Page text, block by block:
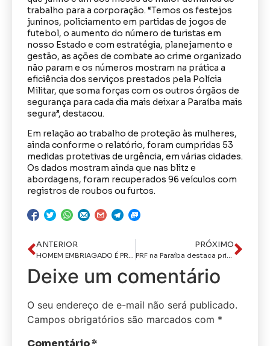
trabalho para a corporação. “Temos os festejos
juninos, policiamento em partidas de jogos de
futebol, o aumento do número de turistas em
nosso Estado e com estratégia, planejamento e
gestão, as ações de combate ao crime organizado
não param e os números mostram na prática a
eficiência dos serviços prestados pela Polícia
Militar, que soma forças com os outros órgãos de
segurança para cada dia mais deixar a Paraíba mais
segura”, destacou.
Em relação ao trabalho de proteção às mulheres,
ainda conforme o relatório, foram cumpridas 53
medidas protetivas de urgência, em várias cidades.
Os dados mostram ainda que nas blitz e
abordagens, foram recuperados 96 veículos com
registros de roubos ou furtos.
ANTERIOR
HOMEM EMBRIAGADO É PRESO APÓS EFETUAR DISPAROS DE ARMA DE FOGO PRÓXIMO AO TERREIRO DO FORRÓ EM PATOS
PRÓXIMO
PRF na Paraíba destaca principais ocorrências criminais e viárias registradas durante o período de São João
Deixe um comentário
O seu endereço de e-mail não será publicado.
Campos obrigatórios são marcados com *